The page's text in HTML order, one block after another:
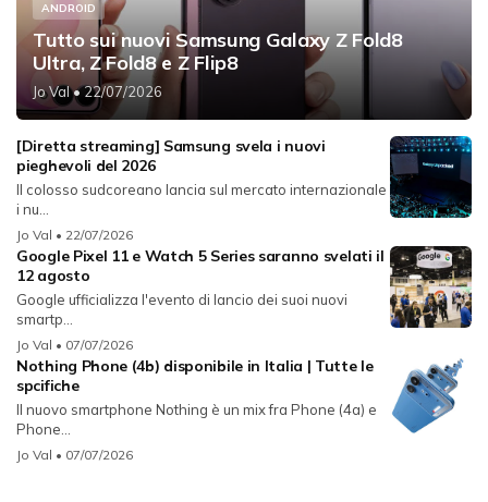
ANDROID
Tutto sui nuovi Samsung Galaxy Z Fold8
Ultra, Z Fold8 e Z Flip8
Jo Val• 22/07/2026
[Diretta streaming] Samsung svela i nuovi
pieghevoli del 2026
Il colosso sudcoreano lancia sul mercato internazionale
i nu...
Jo Val • 22/07/2026
Google Pixel 11 e Watch 5 Series saranno svelati il
12 agosto
Google ufficializza l'evento di lancio dei suoi nuovi
smartp...
Jo Val • 07/07/2026
Nothing Phone (4b) disponibile in Italia | Tutte le
spcifiche
Il nuovo smartphone Nothing è un mix fra Phone (4a) e
Phone...
Jo Val • 07/07/2026